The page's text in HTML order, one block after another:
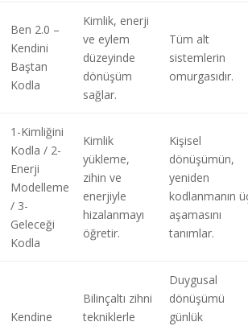
Ben 2.0 –
Kendini
Baştan
Kodla
Kimlik, enerji
ve eylem
düzeyinde
dönüşüm
sağlar.
Tüm alt
sistemlerin
omurgasıdır.
1-Kimliğini
Kodla / 2-
Enerji
Modelleme
/ 3-
Geleceği
Kodla
Kimlik
yükleme,
zihin ve
enerjiyle
hizalanmayı
öğretir.
Kişisel
dönüşümün,
yeniden
kodlanmanın
aşamasını
tanımlar.
Kendine
Bilinçaltı zihni
tekniklerle
Duygusal
dönüşümü
günlük